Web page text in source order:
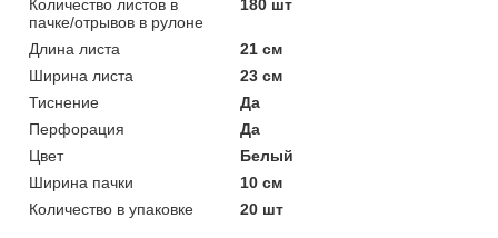
Количество листов в
пачке/отрывов в рулоне
180 шт
Длина листа
21 см
Ширина листа
23 см
Тиснение
Да
Перфорация
Да
Цвет
Белый
Ширина пачки
10 см
Количество в упаковке
20 шт